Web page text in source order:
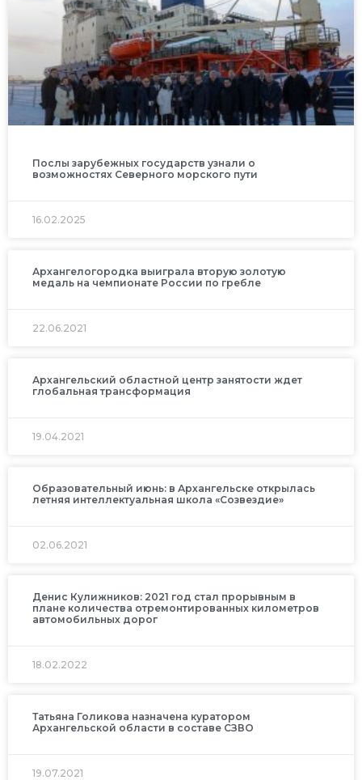
Послы зарубежных государств узнали о
возможностях Северного морского пути
16.02.2025
Архангелогородка выиграла вторую золотую
медаль на чемпионате России по гребле
22.06.2021
Архангельский областной центр занятости ждет
глобальная трансформация
19.04.2021
Образовательный июнь: в Архангельске открылась
летняя интеллектуальная школа «Созвездие»
02.06.2021
Денис Кулижников: 2021 год стал прорывным в
плане количества отремонтированных километров
автомобильных дорог
18.02.2022
Татьяна Голикова назначена куратором
Архангельской области в составе СЗВО
19.07.2021